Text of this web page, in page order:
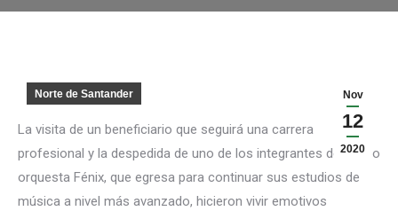
Nov
12
2020
Norte de Santander
La visita de un beneficiario que seguirá una carrera
profesional y la despedida de uno de los integrantes del grupo
orquesta Fénix, que egresa para continuar sus estudios de
música a nivel más avanzado, hicieron vivir emotivos